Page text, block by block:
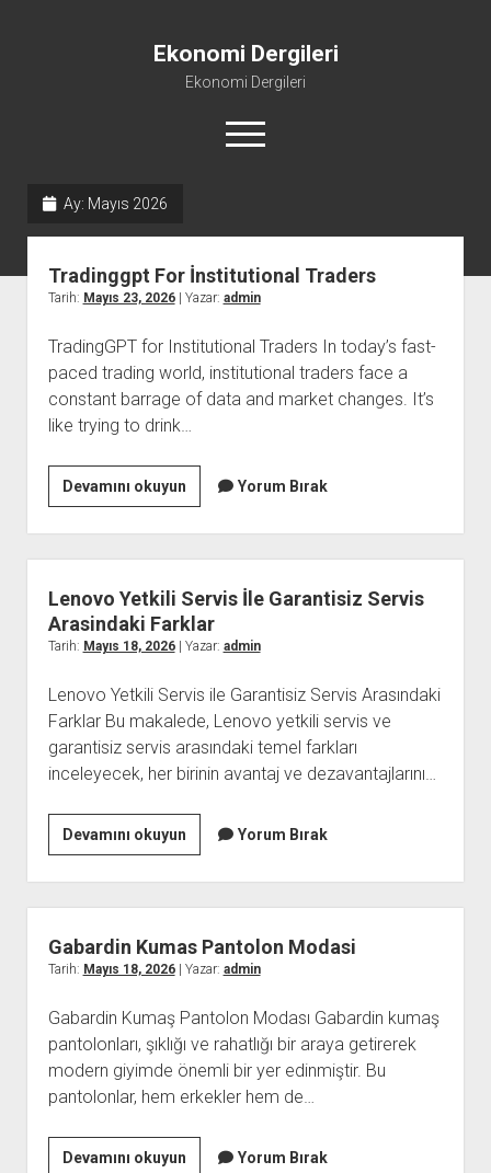
Ekonomi Dergileri
Ekonomi Dergileri
menüyü
aç
Ay: Mayıs 2026
Tradinggpt For İnstitutional Traders
Tarih: Mayıs 23, 2026| Yazar: admin
TradingGPT for Institutional Traders In today’s fast-
paced trading world, institutional traders face a
constant barrage of data and market changes. It’s
like trying to drink…
Devamını okuyunTradinggpt
For
İnstitutional
Traders
Yorum Bırak
Lenovo Yetkili Servis İle Garantisiz Servis
Arasindaki Farklar
Tarih: Mayıs 18, 2026| Yazar: admin
Lenovo Yetkili Servis ile Garantisiz Servis Arasındaki
Farklar Bu makalede, Lenovo yetkili servis ve
garantisiz servis arasındaki temel farkları
inceleyecek, her birinin avantaj ve dezavantajlarını…
Devamını okuyunLenovo
Yetkili
Servis
İle
Garantisiz
Servis
Farklar
Yorum Bırak
Gabardin Kumas Pantolon Modasi
Tarih: Mayıs 18, 2026| Yazar: admin
Gabardin Kumaş Pantolon Modası Gabardin kumaş
pantolonları, şıklığı ve rahatlığı bir araya getirerek
modern giyimde önemli bir yer edinmiştir. Bu
pantolonlar, hem erkekler hem de…
Devamını okuyunGabardinYorum Bırak